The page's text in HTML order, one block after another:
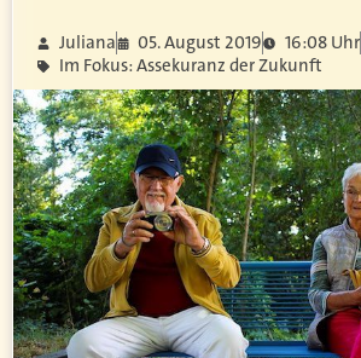
Juliana 05. August 2019
16:08 Uhr
Im Fokus: Assekuranz der Zukunft